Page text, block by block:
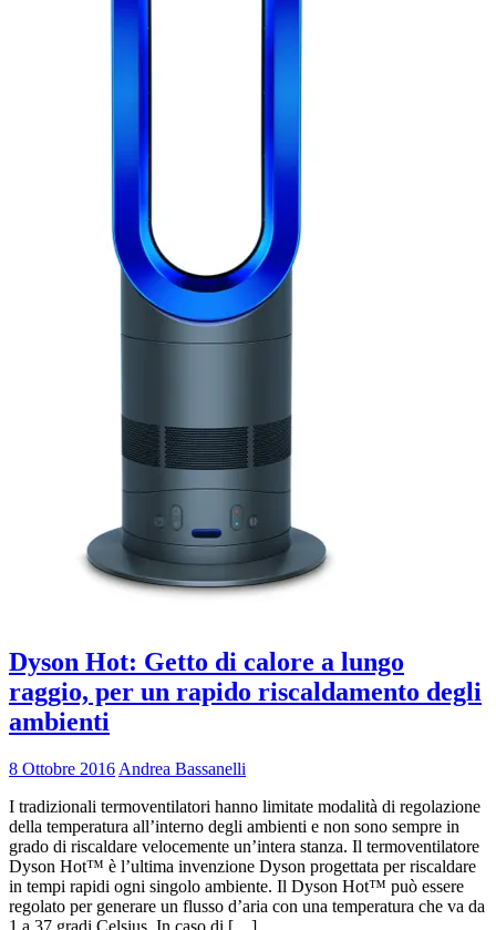
Dyson Hot: Getto di calore a lungo
raggio, per un rapido riscaldamento degli
ambienti
8 Ottobre 2016 Andrea Bassanelli
I tradizionali termoventilatori hanno limitate modalità di regolazione
della temperatura all’interno degli ambienti e non sono sempre in
grado di riscaldare velocemente un’intera stanza. Il termoventilatore
Dyson Hot™ è l’ultima invenzione Dyson progettata per riscaldare
in tempi rapidi ogni singolo ambiente. Il Dyson Hot™ può essere
regolato per generare un flusso d’aria con una temperatura che va da
1 a 37 gradi Celsius. In caso di […]